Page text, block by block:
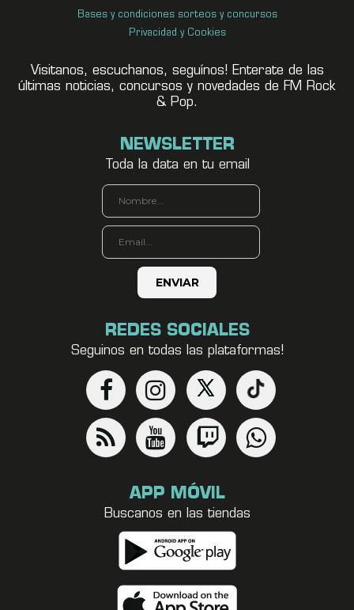
Bases y condiciones sorteos y concursos
Privacidad y Cookies
Visitanos, escuchanos, seguínos! Enterate de las
últimas noticias, concursos y novedades de FM Rock
& Pop.
NEWSLETTER
Toda la data en tu email
REDES SOCIALES
Seguinos en todas las plataformas!
APP MÓVIL
Buscanos en las tiendas